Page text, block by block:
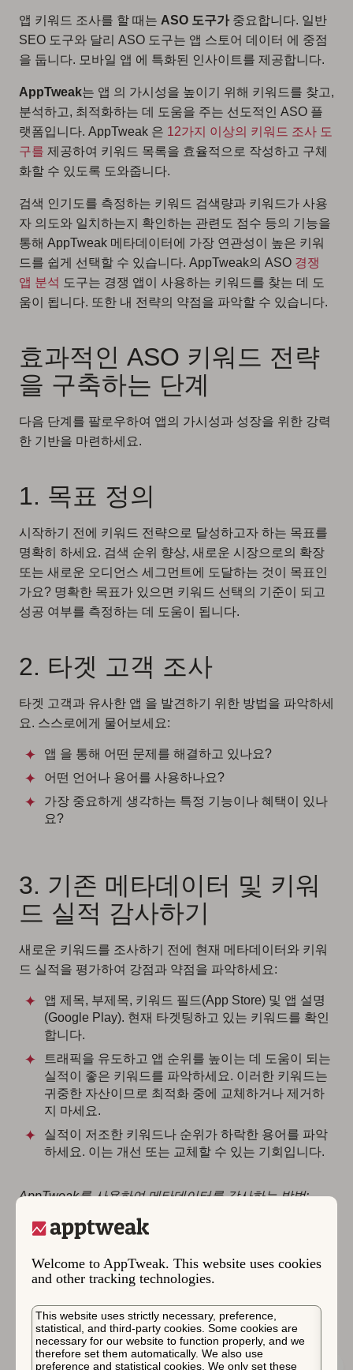
Welcome to AppTweak. This website uses cookies
and other tracking technologies.
This website uses strictly necessary, preference,
statistical, and third-party cookies. Some cookies are
necessary for our website to function properly, and we
therefore set them automatically. We also use
preference and statistical cookies. We only set these
앱 키워드 조사를 할 때는 ASO 도구가중요합니다. 일반
SEO 도구와 달리 ASO 도구는 앱 스토어 데이터 에 중점
을 둡니다. 모바일 앱 에 특화된 인사이트를 제공합니다.
AppTweak는 앱 의 가시성을 높이기 위해 키워드를 찾고,
분석하고, 최적화하는 데 도움을 주는 선도적인 ASO 플
랫폼입니다. AppTweak 은 12가지 이상의 키워드 조사 도
구를 제공하여 키워드 목록을 효율적으로 작성하고 구체
화할 수 있도록 도와줍니다.
검색 인기도를 측정하는 키워드 검색량과 키워드가 사용
자 의도와 일치하는지 확인하는 관련도 점수 등의 기능을
통해 AppTweak 메타데이터에 가장 연관성이 높은 키워
드를 쉽게 선택할 수 있습니다. AppTweak의 ASO 경쟁
앱 분석 도구는 경쟁 앱이 사용하는 키워드를 찾는 데 도
움이 됩니다. 또한 내 전략의 약점을 파악할 수 있습니다.
효과적인 ASO 키워드 전략
을 구축하는 단계
다음 단계를 팔로우하여 앱의 가시성과 성장을 위한 강력
한 기반을 마련하세요.
1. 목표 정의
시작하기 전에 키워드 전략으로 달성하고자 하는 목표를
명확히 하세요. 검색 순위 향상, 새로운 시장으로의 확장
또는 새로운 오디언스 세그먼트에 도달하는 것이 목표인
가요? 명확한 목표가 있으면 키워드 선택의 기준이 되고
성공 여부를 측정하는 데 도움이 됩니다.
2. 타겟 고객 조사
타겟 고객과 유사한 앱 을 발견하기 위한 방법을 파악하세
요. 스스로에게 물어보세요:
앱 을 통해 어떤 문제를 해결하고 있나요?
어떤 언어나 용어를 사용하나요?
가장 중요하게 생각하는 특정 기능이나 혜택이 있나
요?
3. 기존 메타데이터 및 키워
드 실적 감사하기
새로운 키워드를 조사하기 전에 현재 메타데이터와 키워
드 실적을 평가하여 강점과 약점을 파악하세요:
앱 제목, 부제목, 키워드 필드(App Store) 및 앱 설명
(Google Play). 현재 타겟팅하고 있는 키워드를 확인
합니다.
트래픽을 유도하고 앱 순위를 높이는 데 도움이 되는
실적이 좋은 키워드를 파악하세요. 이러한 키워드는
귀중한 자산이므로 최적화 중에 교체하거나 제거하
지 마세요.
실적이 저조한 키워드나 순위가 하락한 용어를 파악
하세요. 이는 개선 또는 교체할 수 있는 기회입니다.
AppTweak를 사용하여 메타데이터를 감사하는 방법:
메타데이터 키워드 선택기로 시작하여 기존의 모든
그런 다음 성과를 분석하세요.키워드 순위 및키워드
당 오가닉 설치 수를 확인하여 어떤 키워드가 결과를
유도하고 어떤 키워드는 개선이 필요한지 파악하세
요.